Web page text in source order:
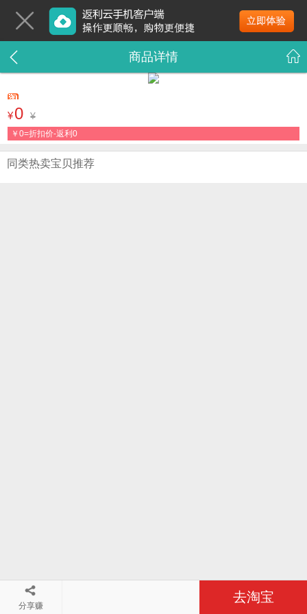
商品详情
¥0 ¥
￥0=折扣价-返利0
分享赚
去淘宝
同类热卖宝贝推荐